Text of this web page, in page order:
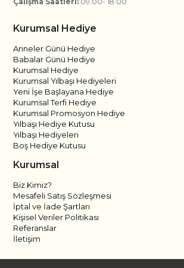
Kurumsal Hediye
Anneler Günü Hediye
Babalar Günü Hediye
Kurumsal Hediye
Kurumsal Yılbaşı Hediyeleri
Yeni İşe Başlayana Hediye
Kurumsal Terfi Hediye
Kurumsal Promosyon Hediye
Yılbaşı Hediye Kutusu
Yılbaşı Hediyeleri
Boş Hediye Kutusu
Kurumsal
Biz Kimiz?
Mesafeli Satış Sözleşmesi
İptal ve İade Şartları
Kişisel Veriler Politikası
Referanslar
İletişim